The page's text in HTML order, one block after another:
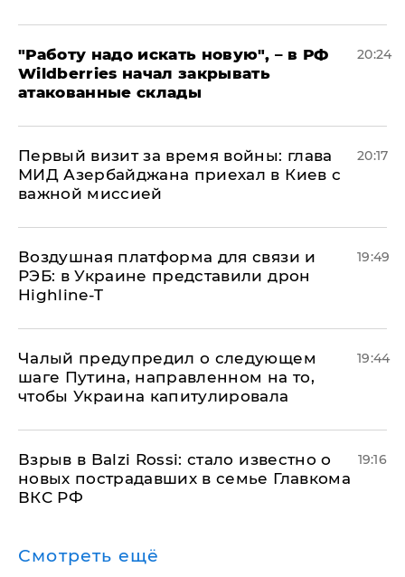
"Работу надо искать новую", – в РФ
Wildberries начал закрывать
атакованные склады
20:24
Первый визит за время войны: глава
МИД Азербайджана приехал в Киев с
важной миссией
20:17
Воздушная платформа для связи и
РЭБ: в Украине представили дрон
Highline-T
19:49
Чалый предупредил о следующем
шаге Путина, направленном на то,
чтобы Украина капитулировала
19:44
Взрыв в Balzi Rossi: стало известно о
новых пострадавших в семье Главкома
ВКС РФ
19:16
Смотреть ещё